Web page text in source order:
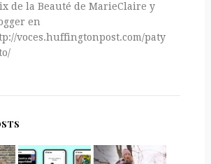
de la Beauté de MarieClaire y
en
voces.huffingtonpost.com/paty-